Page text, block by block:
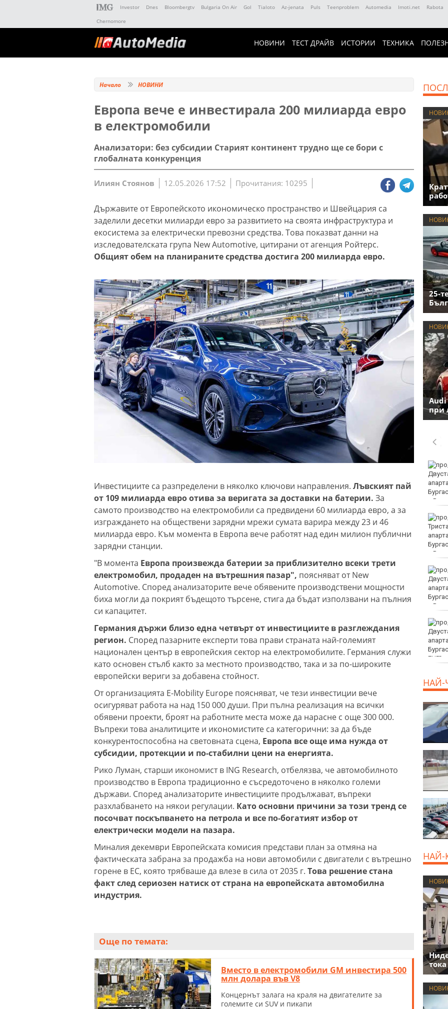
Investor Dnes Bloombergtv Bulgaria On Air Gol Tialoto Az-jenata Puls Teenproblem Automedia Imoti.net Rabota
Chernomore
НОВИНИ ТЕСТ ДРАЙВ ИСТОРИИ ТЕХНИКА
Начало НОВИНИ
Европа вече е инвестирала 200 милиарда евро
в електромобили
Анализатори: без субсидии Старият континент трудно ще се бори с
глобалната конкуренция
Илиян Стоянов 12.05.2026 17:52 Прочитания: 10295
Държавите от Европейското икономическо пространство и Швейцария са
заделили десетки милиарди евро за развитието на своята инфраструктура и
екосистема за електрически превозни средства. Това показват данни на
изследователската група New Automotive, цитирани от агенция Ройтерс.
Общият обем на планираните средства достига 200 милиарда евро.
Инвестициите са разпределени в няколко ключови направления. Лъвският пай
от 109 милиарда евро отива за веригата за доставки на батерии. За
самото производство на електромобили са предвидени 60 милиарда евро, а за
изграждането на обществени зарядни мрежи сумата варира между 23 и 46
милиарда евро. Към момента в Европа вече работят над един милион публични
зарядни станции.
"В момента Европа произвежда батерии за приблизително всеки трети
електромобил, продаден на вътрешния пазар", поясняват от New
Automotive. Според анализаторите вече обявените производствени мощности
биха могли да покрият бъдещото търсене, стига да бъдат използвани на пълния
си капацитет.
Германия държи близо една четвърт от инвестициите в разглеждания
регион. Според пазарните експерти това прави страната най-големият
национален център в европейския сектор на електромобилите. Германия служи
като основен стълб както за местното производство, така и за по-широките
европейски вериги за добавена стойност.
От организацията E-Mobility Europe поясняват, че тези инвестиции вече
осигуряват работа на над 150 000 души. При пълна реализация на всички
обявени проекти, броят на работните места може да нарасне с още 300 000.
Въпреки това аналитиците и икономистите са категорични: за да бъде
конкурентоспособна на световната сцена, Европа все още има нужда от
субсидии, протекции и по-стабилни цени на енергията.
Рико Луман, старши икономист в ING Research, отбелязва, че автомобилното
производство в Европа традиционно е съсредоточено в няколко големи
държави. Според анализаторите инвестициите продължават, въпреки
разхлабването на някои регулации. Като основни причини за този тренд се
посочват поскъпването на петрола и все по-богатият избор от
електрически модели на пазара.
Миналия декември Европейската комисия представи план за отмяна на
фактическата забрана за продажба на нови автомобили с двигатели с вътрешно
горене в ЕС, която трябваше да влезе в сила от 2035 г. Това решение стана
факт след сериозен натиск от страна на европейската автомобилна
индустрия.
Още по темата:
Вместо в електромобили GM инвестира 500
млн долара във V8
Концернът залага на краля на двигателите за
големите си SUV и пикапи
25-
при
Петролът поевтинява
между Иран и Оман
Здравното
министерство: Няма да
закриваме РЗИ-та
Спипаха мъж с
марихуана във Варна
повредил климатик на
търговски обект във
Варна
EUR
НАЙ-
НАЙ-